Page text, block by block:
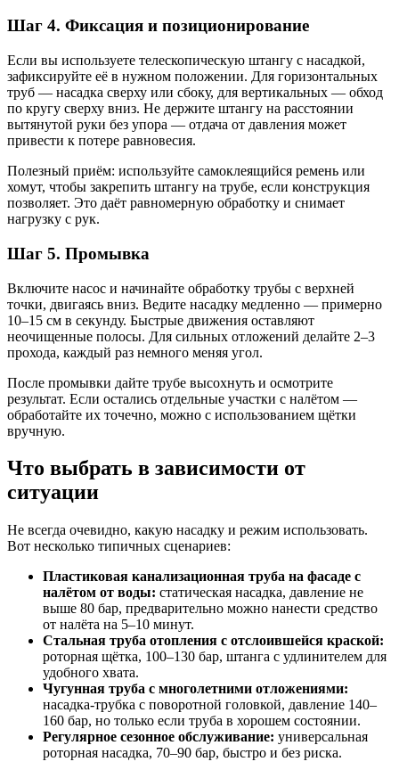
Шаг 4. Фиксация и позиционирование
Если вы используете телескопическую штангу с насадкой,
зафиксируйте её в нужном положении. Для горизонтальных
труб — насадка сверху или сбоку, для вертикальных — обход
по кругу сверху вниз. Не держите штангу на расстоянии
вытянутой руки без упора — отдача от давления может
привести к потере равновесия.
Полезный приём: используйте самоклеящийся ремень или
хомут, чтобы закрепить штангу на трубе, если конструкция
позволяет. Это даёт равномерную обработку и снимает
нагрузку с рук.
Шаг 5. Промывка
Включите насос и начинайте обработку трубы с верхней
точки, двигаясь вниз. Ведите насадку медленно — примерно
10–15 см в секунду. Быстрые движения оставляют
неочищенные полосы. Для сильных отложений делайте 2–3
прохода, каждый раз немного меняя угол.
После промывки дайте трубе высохнуть и осмотрите
результат. Если остались отдельные участки с налётом —
обработайте их точечно, можно с использованием щётки
вручную.
Что выбрать в зависимости от
ситуации
Не всегда очевидно, какую насадку и режим использовать.
Вот несколько типичных сценариев:
Пластиковая канализационная труба на фасаде с
налётом от воды: статическая насадка, давление не
выше 80 бар, предварительно можно нанести средство
от налёта на 5–10 минут.
Стальная труба отопления с отслоившейся краской:
роторная щётка, 100–130 бар, штанга с удлинителем для
удобного хвата.
Чугунная труба с многолетними отложениями:
насадка-трубка с поворотной головкой, давление 140–
160 бар, но только если труба в хорошем состоянии.
Регулярное сезонное обслуживание: универсальная
роторная насадка, 70–90 бар, быстро и без риска.